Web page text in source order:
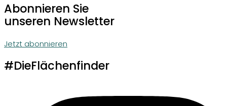
Abonnieren Sie
unseren Newsletter
Jetzt abonnieren
#DieFlächenfinder